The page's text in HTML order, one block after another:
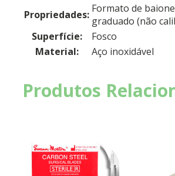
Propriedades: Formato de
graduado (não
Superfície:
Fosco
Material:
Aço inoxidável
Produtos